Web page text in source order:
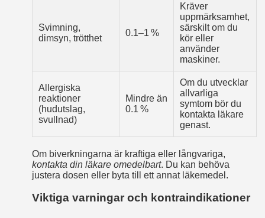
Svimning,
dimsyn, trötthet
0.1–1 %
Kräver
uppmärksamhet,
särskilt om du
kör eller
använder
maskiner.
Allergiska
reaktioner
(hudutslag,
svullnad)
Mindre än
0.1 %
Om du utvecklar
allvarliga
symtom bör du
kontakta läkare
genast.
Om biverkningarna är kraftiga eller långvariga,
kontakta din läkare omedelbart. Du kan behöva
justera dosen eller byta till ett annat läkemedel.
Viktiga varningar och kontraindikationer